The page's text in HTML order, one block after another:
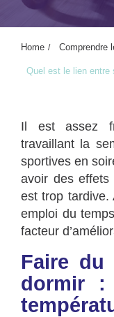
Home Comprendre
Quel est le lien entre
Il est assez
travaillant la
sportives en
avoir des
est trop tardive.
emploi du
facteur
Faire
dormir :